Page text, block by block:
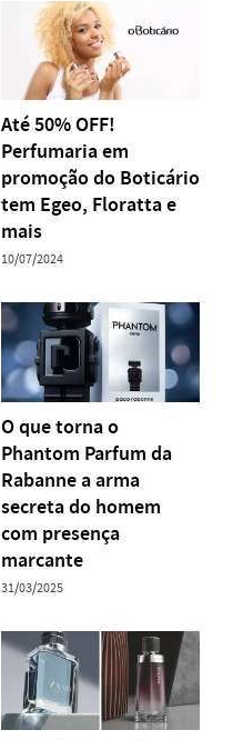
Até 50% OFF!
Perfumaria em
promoção do Boticário
tem Egeo, Floratta e
mais
10/07/2024
O que torna o
Phantom Parfum da
Rabanne a arma
secreta do homem
com presença
marcante
31/03/2025